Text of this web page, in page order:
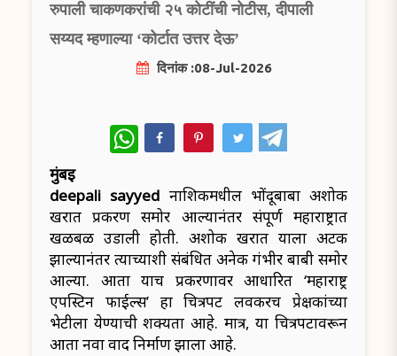
रुपाली चाकणकरांची २५ कोटींची नोटीस, दीपाली
सय्यद म्हणाल्या ‘कोर्टात उत्तर देऊ’
दिनांक :08-Jul-2026
WhatsApp
मुंबई
deepali sayyed नाशिकमधील भोंदूबाबा अशोक
खरात प्रकरण समोर आल्यानंतर संपूर्ण महाराष्ट्रात
खळबळ उडाली होती. अशोक खरात याला अटक
झाल्यानंतर त्याच्याशी संबंधित अनेक गंभीर बाबी समोर
आल्या. आता याच प्रकरणावर आधारित ‘महाराष्ट्र
एपस्टिन फाईल्स’ हा चित्रपट लवकरच प्रेक्षकांच्या
भेटीला येण्याची शक्यता आहे. मात्र, या चित्रपटावरून
आता नवा वाद निर्माण झाला आहे.